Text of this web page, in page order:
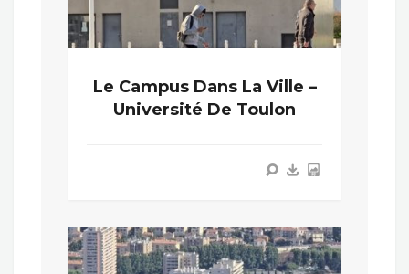
Le Campus Dans La Ville –
Université De Toulon